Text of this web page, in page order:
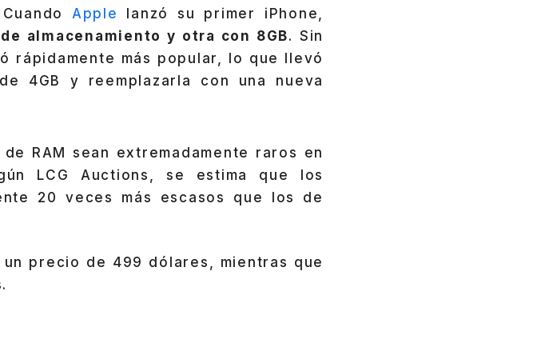
Apple
lanzó su primer iPhone,
de almacenamiento y otra con 8GB. Sin
rápidamente más popular, lo que llevó
4GB y reemplazarla con una nueva
RAM sean extremadamente raros en
LCG Auctions, se estima que los
20 veces más escasos que los de
precio de 499 dólares, mientras que